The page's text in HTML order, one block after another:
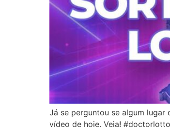
Já se perguntou se algum lugar
vídeo de hoje. Veja!